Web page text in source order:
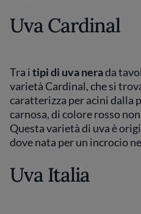
Uva Cardinal
Tra itipi di uva nerada
varietà Cardinal, che si
caratterizza per acini dalla
carnosa, di colore rosso
Questa varietà di uva è
dove nata per un incrocio
Uva Italia